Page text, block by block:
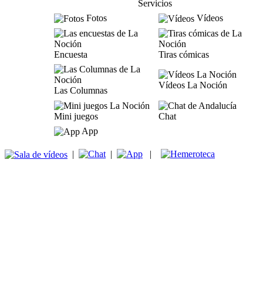
Servicios
Fotos
Vídeos
Encuesta Tiras cómicas
Las Columnas
Vídeos La Noción
Mini juegos
Chat
App
| | |